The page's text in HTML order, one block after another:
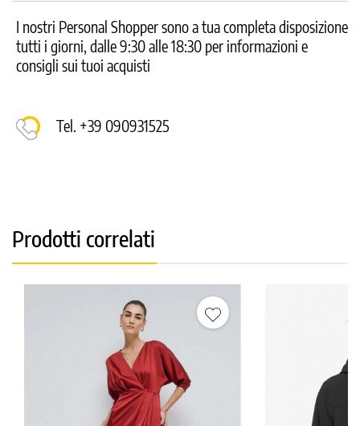
I nostri Personal Shopper sono a tua completa disposizione
tutti i giorni, dalle 9:30 alle 18:30 per informazioni e
consigli sui tuoi acquisti
Tel. +39 090931525
Prodotti correlati